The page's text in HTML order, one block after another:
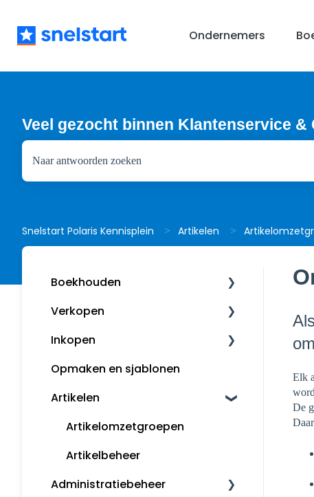
Ondernemers
Veel gezocht binnen Klantenservice &
Snelstart Polaris Kennisplein Artikelen
Elk
De
Boekhouden
Boekhouden
Aangifte
Voorbeeldboekingen
Grootboekrekeningen
Boekjaar afsluiten
Margeregeling
Overzichten
Verkopen
Klanten
Kassa
Factureren
Inkopen
Leveranciers
InControle (inkopen en
Opmaken en sjablonen
Artikelen
Artikelomzetgroepen
Artikelbeheer
Administratiebeheer